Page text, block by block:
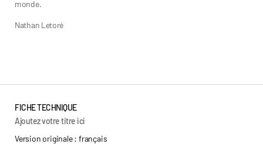
monde.
Nathan Letoré
FICHE TECHNIQUE
Ajoutez votre titre ici
Version originale : français